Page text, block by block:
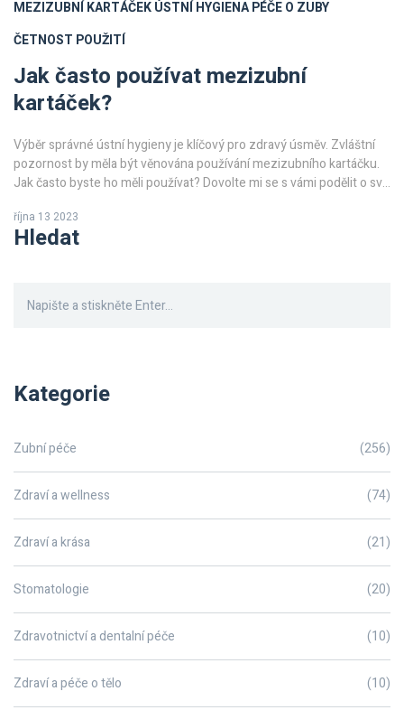
MEZIZUBNÍ KARTÁČEKÚSTNÍ HYGIENAPÉČE O ZUBY
ČETNOST POUŽITÍ
Jak často používat mezizubní
kartáček?
Výběr správné ústní hygieny je klíčový pro zdravý úsměv. Zvláštní
pozornost by měla být věnována používání mezizubního kartáčku.
Jak často byste ho měli používat? Dovolte mi se s vámi podělit o své
používat mezizubní kartáček a jak vám může pomoci zachovat
zdravé zuby a dásně. Zůstaňte se mnou, abychom společně objevili
října 13 2023
Hledat
Kategorie
Zubní péče (256)
Zdraví a wellness (74)
Zdraví a krása (21)
Stomatologie (20)
Zdravotnictví a dentalní péče (10)
Zdraví a péče o tělo (10)